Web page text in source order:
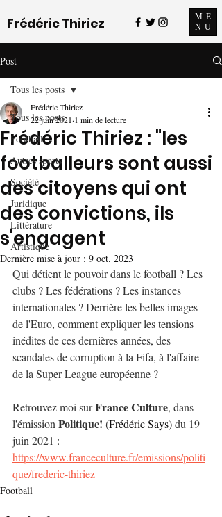
Frédéric Thiriez
ME
NU
Post
Tous les posts
Football
Autres sports
Société
Juridique
Littérature
Artistique
Tous les posts
Frédéric Thiriez : "les
footballeurs sont aussi
des citoyens qui ont
des convictions, ils
s'engagent
Frédéric Thiriez
22 juin 2021 1 min de lecture
Dernière mise à jour : 9 oct. 2023
Qui détient le pouvoir dans le football ? Les
clubs ? Les fédérations ? Les instances
internationales ? Derrière les belles images
de l'Euro, comment expliquer les tensions
inédites de ces dernières années, des
scandales de corruption à la Fifa, à l'affaire
de la Super League européenne ?
Retrouvez moi sur France Culture, dans
l'émission Politique! (Frédéric Says) du 19
juin 2021 :
https://www.franceculture.fr/emissions/politi
que/frederic-thiriez
Football